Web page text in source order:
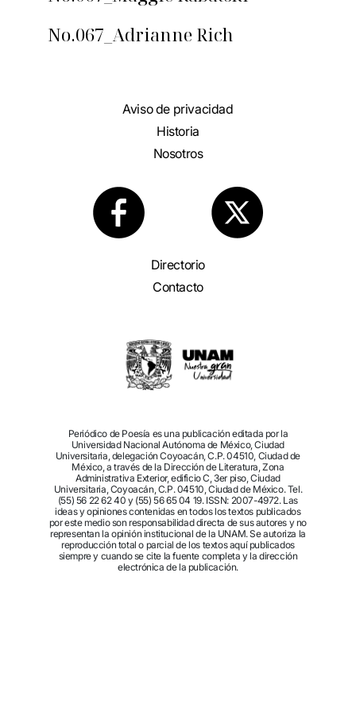
No.067_Adrianne Rich
Aviso de privacidad
Historia
Nosotros
Directorio
Contacto
Periódico de Poesía es una publicación editada por la
Universidad Nacional Autónoma de México, Ciudad
Universitaria, delegación Coyoacán, C.P. 04510, Ciudad de
México, a través de la Dirección de Literatura, Zona
Administrativa Exterior, edificio C, 3er piso, Ciudad
Universitaria, Coyoacán, C.P. 04510, Ciudad de México. Tel.
(55) 56 22 62 40 y (55) 56 65 04 19. ISSN: 2007-4972. Las
ideas y opiniones contenidas en todos los textos publicados
por este medio son responsabilidad directa de sus autores y no
representan la opinión institucional de la UNAM. Se autoriza la
reproducción total o parcial de los textos aquí publicados
siempre y cuando se cite la fuente completa y la dirección
electrónica de la publicación.